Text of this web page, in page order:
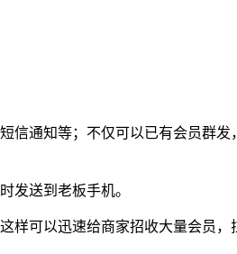
信通知等；不仅可以已有会员群
发送到老板手机。
可以迅速给商家招收大量会员，